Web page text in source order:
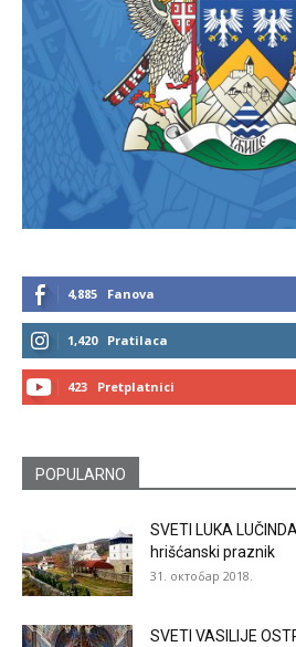
4,885 Fanova
1,420 Pratilaca
423 Pretplatnici
POPULARNO
SVETI LUKA
hrišćanski praznik
31. октобар 2018.
SVETI VASILIJE